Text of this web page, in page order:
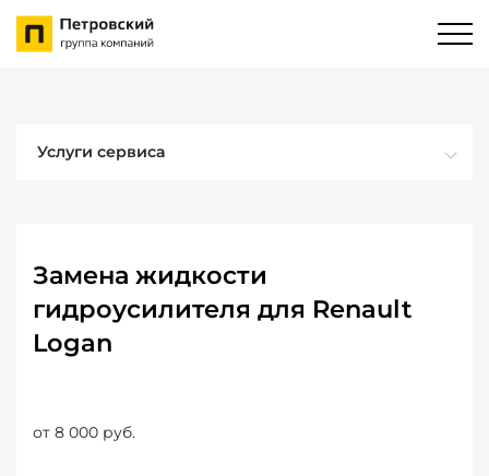
Услуги сервиса
Замена жидкости
гидроусилителя для Renault
Logan
от 8 000 руб.